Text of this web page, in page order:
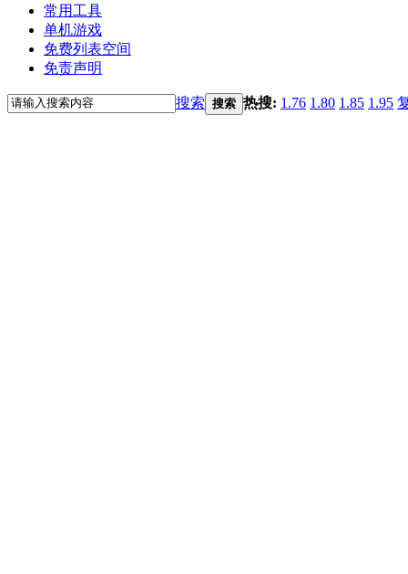
常用工具
单机游戏
免费列表空间
免责声明
搜索 搜索 热搜: 1.76 1.80 1.85 1.95